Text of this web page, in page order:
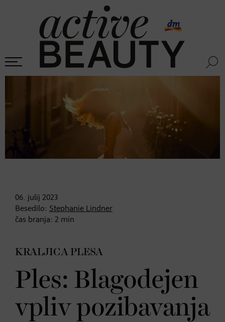
06. julij 2023
Besedilo: Stephanie Lindner
čas branja: 2 min
KRALJICA PLESA
Ples: Blagodejen
vpliv pozibavanja